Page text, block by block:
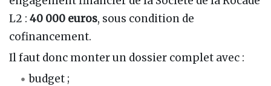
L2 : 40 000 euros, sous condition de
cofinancement.
Il faut donc monter un dossier complet avec :
budget ;